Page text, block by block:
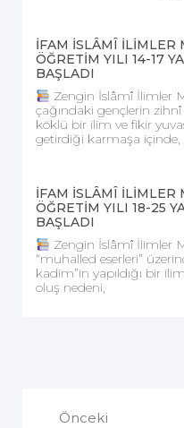
İFAM İSLÂMÎ İLİMLER
ÖĞRETİM YILI 14-17
BAŞLADI
Zengin İslâmî İlimler
çağındaki gençlerin zihnî
köklü bir ilim ve fikir
getirdiği karmaşa içinde,
İFAM İSLÂMÎ İLİMLER
ÖĞRETİM YILI 18-25
BAŞLADI
Zengin İslâmî İlimler
“muhalled eserleri”
kadim”in yapıldığı bir
oluş nedeni,
Önceki